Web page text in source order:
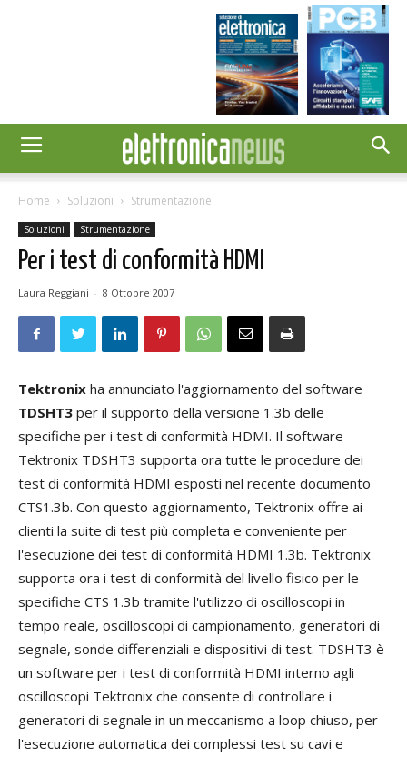
Home Soluzioni Strumentazione
Soluzioni Strumentazione
Per i test di conformità HDMI
Laura Reggiani - 8 Ottobre 2007
Tektronix ha annunciato l'aggiornamento del software
TDSHT3 per il supporto della versione 1.3b delle
specifiche per i test di conformità HDMI. Il software
Tektronix TDSHT3 supporta ora tutte le procedure dei
test di conformità HDMI esposti nel recente documento
CTS1.3b. Con questo aggiornamento, Tektronix offre ai
clienti la suite di test più completa e conveniente per
l'esecuzione dei test di conformità HDMI 1.3b. Tektronix
supporta ora i test di conformità del livello fisico per le
specifiche CTS 1.3b tramite l'utilizzo di oscilloscopi in
tempo reale, oscilloscopi di campionamento, generatori di
segnale, sonde differenziali e dispositivi di test. TDSHT3 è
un software per i test di conformità HDMI interno agli
oscilloscopi Tektronix che consente di controllare i
generatori di segnale in un meccanismo a loop chiuso, per
l'esecuzione automatica dei complessi test su cavi e